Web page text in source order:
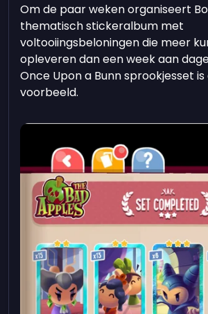
Om de paar weken organiseert
thematisch stickeralbum met
voltooiingsbeloningen die meer
opleveren dan een week aan
Once Upon a Bunn sprookjesset
voorbeeld.